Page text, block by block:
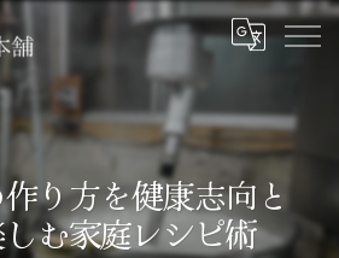
り方を健康志向と
む家庭レシピ術